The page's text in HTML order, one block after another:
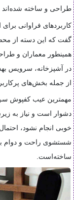
طراحی و ساخته شده‌اند و
کاربردهای فراوانی
گفت که این دسته از
همینطور معماران و
در آشپزخانه، سرویس
از جمله بخش‌های
مهمترین عیب کفپوش
دشوار است و نیاز به
خوبی انجام نشود،
شستشوی راحت و دوام
ساخته‌است.